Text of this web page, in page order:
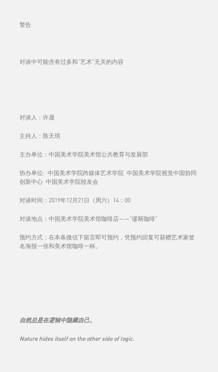
警告
对谈中可能含有过多和“艺术”无关的内容
对谈人：许晟
主持人：陈天琪
主办单位：中国美术学院美术馆公共教育与发展部
协办单位: 中国美术学院跨媒体艺术学院 中国美术学院视觉中国协同
创新中心 中国美术学院校友会
对谈时间：2019年12月21日（周六）14：00
对谈地点：中国美术学院美术馆咖啡店——“缪斯咖啡”
预约方式：在本条微信下留言即可预约，凭预约回复可获赠艺术家签
名海报一张和美术馆咖啡一杯。
自然总是在逻辑中隐藏自己。
Nature hides itself on the other side of logic.